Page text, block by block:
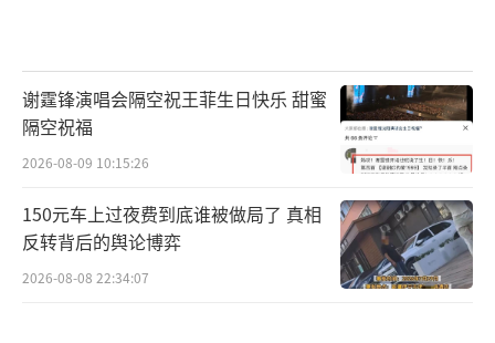
谢霆锋演唱会隔空祝王菲生日快乐 甜蜜
隔空祝福
2026-08-09 10:15:26
150元车上过夜费到底谁被做局了 真相
反转背后的舆论博弈
2026-08-08 22:34:07